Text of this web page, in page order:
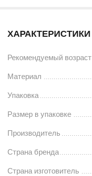
ХАРАКТЕРИСТИКИ
Рекомендуемый возраст
Материал
Упаковка
Размер в упаковке
Производитель
Страна бренда
Страна изготовитель